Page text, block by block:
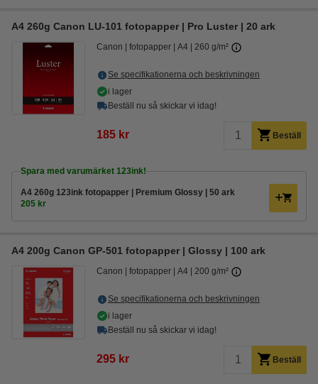
A4 260g Canon LU-101 fotopapper | Pro Luster | 20 ark
Canon fotopapper A4 260 g/m²
Se specifikationerna och beskrivningen
i lager
Beställ nu så skickar vi idag!
185 kr Beställ
Spara med varumärket 123ink!
A4 260g 123ink fotopapper | Premium Glossy | 50 ark
205 kr
A4 200g Canon GP-501 fotopapper | Glossy | 100 ark
Canon fotopapper A4 200 g/m²
Se specifikationerna och beskrivningen
i lager
Beställ nu så skickar vi idag!
295 kr Beställ